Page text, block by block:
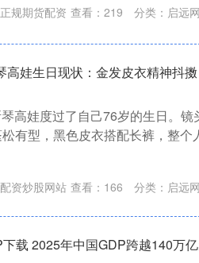
规期货配资 查看： 219 分类： 启远网
高娃生日现状：金发皮衣精神抖
高娃度过了自己76岁的生日。
有型，黑色皮衣搭配长裤，整个
资炒股网站 查看： 166 分类： 启远网
载 2025年中国GDP跨越140万亿